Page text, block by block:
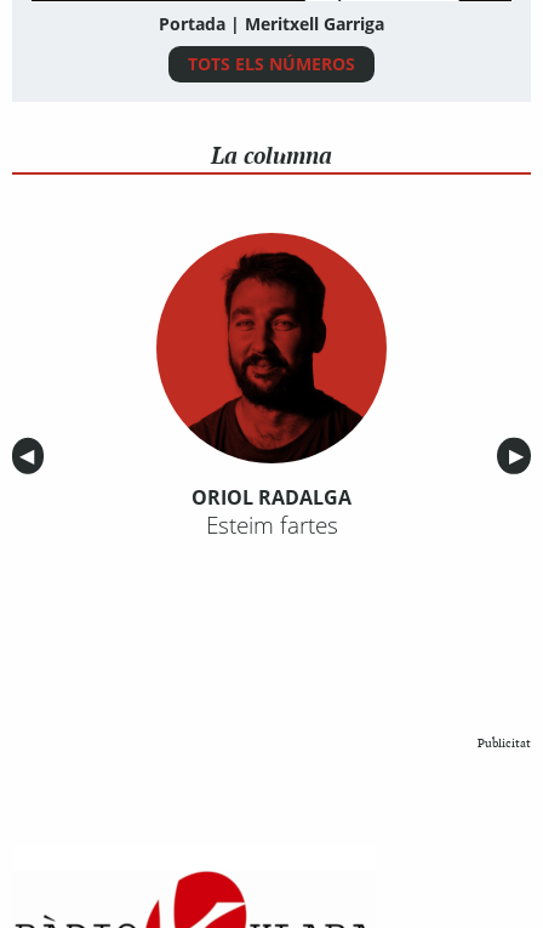
Portada | Meritxell Garriga
TOTS ELS NÚMEROS
La columna
Anterior
◀︎ ▶︎
ORIOL RADALGA
Esteim fartes
Publicitat